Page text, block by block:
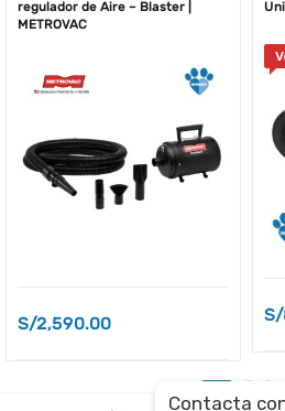
regulador de Aire – Blaster |
METROVAC
S/2,590.00 S/
Contacta